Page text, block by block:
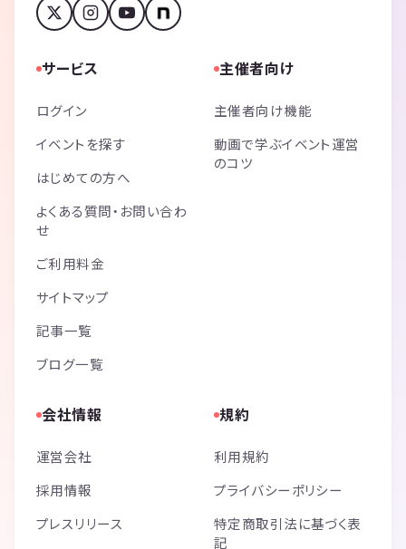
サービス
ログイン
イベントを探す
はじめての方へ
よくある質問・お問い合わ
せ
ご利用料金
サイトマップ
記事一覧
ブログ一覧
主催者向け
主催者向け機能
動画で学ぶイベント運営
のコツ
会社情報
運営会社
採用情報
プレスリリース
規約
利用規約
プライバシーポリシー
特定商取引法に基づく表
記